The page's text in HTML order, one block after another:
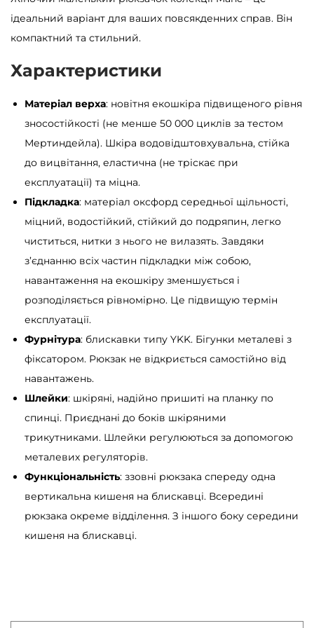
S
a
b
ідеальний варіант для ваших повсякденних справ. Він
компактний та стильний.
Характеристики
Матеріал верха: новітня екошкіра підвищеного рівня
зносостійкості (не менше 50 000 циклів за тестом
Мертиндейла). Шкіра водовідштовхувальна, стійка
до вицвітання, еластична (не тріскає при
експлуатації) та міцна.
Підкладка: матеріал оксфорд середньої щільності,
міцний, водостійкий, стійкий до подряпин, легко
чиститься, нитки з нього не вилазять. Завдяки
з’єднанню всіх частин підкладки між собою,
навантаження на екошкіру зменшується і
розподіляється рівномірно. Це підвищую термін
експлуатації.
Фурнітура: блискавки типу YKK. Бігунки металеві з
фіксатором. Рюкзак не відкриється самостійно від
навантажень.
Шлейки: шкіряні, надійно пришиті на планку по
спинці. Приєднані до боків шкіряними
трикутниками. Шлейки регулюються за допомогою
металевих регуляторів.
Функціональність: ззовні рюкзака спереду одна
вертикальна кишеня на блискавці. Всередині
рюкзака окреме відділення. З іншого боку середини
кишеня на блискавці.